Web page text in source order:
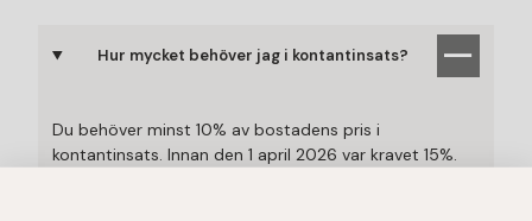
Hur mycket behöver jag i kontantinsats?
Du behöver minst 10% av bostadens pris i
kontantinsats. Innan den 1 april 2026 var kravet 15%.